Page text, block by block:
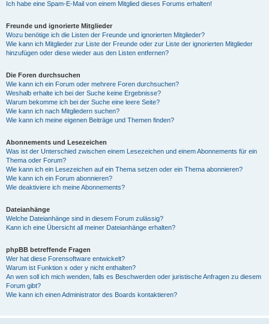
Ich habe eine Spam-E-Mail von einem Mitglied dieses Forums erhalten!
Freunde und ignorierte Mitglieder
Wozu benötige ich die Listen der Freunde und ignorierten Mitglieder?
Wie kann ich Mitglieder zur Liste der Freunde oder zur Liste der ignorierten Mitglieder
hinzufügen oder diese wieder aus den Listen entfernen?
Die Foren durchsuchen
Wie kann ich ein Forum oder mehrere Foren durchsuchen?
Weshalb erhalte ich bei der Suche keine Ergebnisse?
Warum bekomme ich bei der Suche eine leere Seite?
Wie kann ich nach Mitgliedern suchen?
Wie kann ich meine eigenen Beiträge und Themen finden?
Abonnements und Lesezeichen
Was ist der Unterschied zwischen einem Lesezeichen und einem Abonnements für ein
Thema oder Forum?
Wie kann ich ein Lesezeichen auf ein Thema setzen oder ein Thema abonnieren?
Wie kann ich ein Forum abonnieren?
Wie deaktiviere ich meine Abonnements?
Dateianhänge
Welche Dateianhänge sind in diesem Forum zulässig?
Kann ich eine Übersicht all meiner Dateianhänge erhalten?
phpBB betreffende Fragen
Wer hat diese Forensoftware entwickelt?
Warum ist Funktion x oder y nicht enthalten?
An wen soll ich mich wenden, falls es Beschwerden oder juristische Anfragen zu diesem
Forum gibt?
Wie kann ich einen Administrator des Boards kontaktieren?